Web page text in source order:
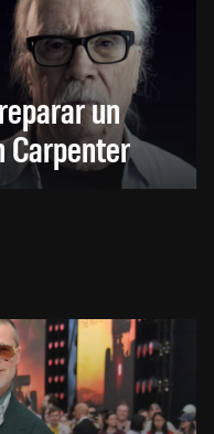
un
Carpenter